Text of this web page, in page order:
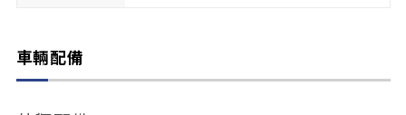
車輛配備